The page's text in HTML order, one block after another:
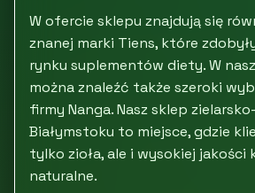
W ofercie sklepu znajdują się
znanej marki Tiens, które
rynku suplementów diety. W
można znaleźć także szeroki
firmy Nanga. Nasz sklep
Białymstoku to miejsce, gdzie
tylko zioła, ale i wysokiej jakości
naturalne.